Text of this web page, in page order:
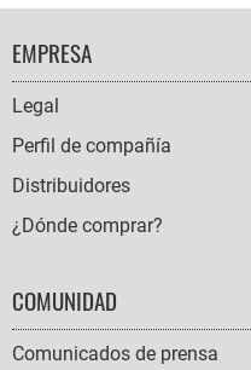
FOOTER
NAVIGATION
EMPRESA
Legal
Perfil de compañía
Distribuidores
¿Dónde comprar?
COMUNIDAD
Comunicados de prensa